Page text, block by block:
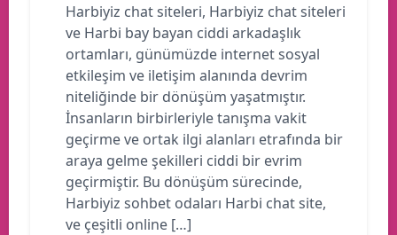
Harbiyiz chat siteleri, Harbiyiz chat siteleri
ve Harbi bay bayan ciddi arkadaşlık
ortamları, günümüzde internet sosyal
etkileşim ve iletişim alanında devrim
niteliğinde bir dönüşüm yaşatmıştır.
İnsanların birbirleriyle tanışma vakit
geçirme ve ortak ilgi alanları etrafında bir
araya gelme şekilleri ciddi bir evrim
geçirmiştir. Bu dönüşüm sürecinde,
Harbiyiz sohbet odaları Harbi chat site,
ve çeşitli online […]